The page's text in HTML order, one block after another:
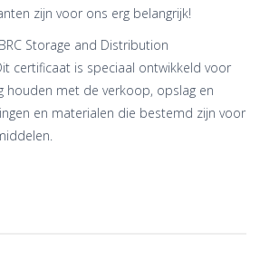
zijn voor ons erg belangrijk!
Storage and Distribution
certificaat is speciaal ontwikkeld voor
houden met de verkoop, opslag en
en materialen die bestemd zijn voor